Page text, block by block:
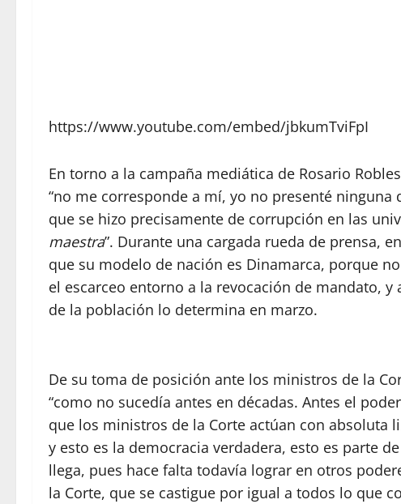
https://www.youtube.com/embed/jbkumTviFpI
En torno a la campaña mediática de Rosario
“no me corresponde a mí, yo no presenté
que se hizo precisamente de corrupción en las
maestra”. Durante una cargada rueda de prensa,
que su modelo de nación es Dinamarca, porque
el escarceo entorno a la revocación de mandato,
de la población lo determina en marzo.
De su toma de posición ante los ministros de la
“como no sucedía antes en décadas. Antes el
que los ministros de la Corte actúan con absoluta
y esto es la democracia verdadera, esto es parte
llega, pues hace falta todavía lograr en otros
la Corte, que se castigue por igual a todos lo que